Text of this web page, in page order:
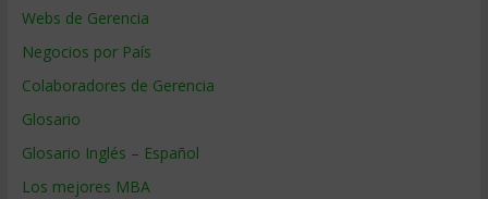
Webs de Gerencia
Negocios por País
Colaboradores de Gerencia
Glosario
Glosario Inglés – Español
Los mejores MBA